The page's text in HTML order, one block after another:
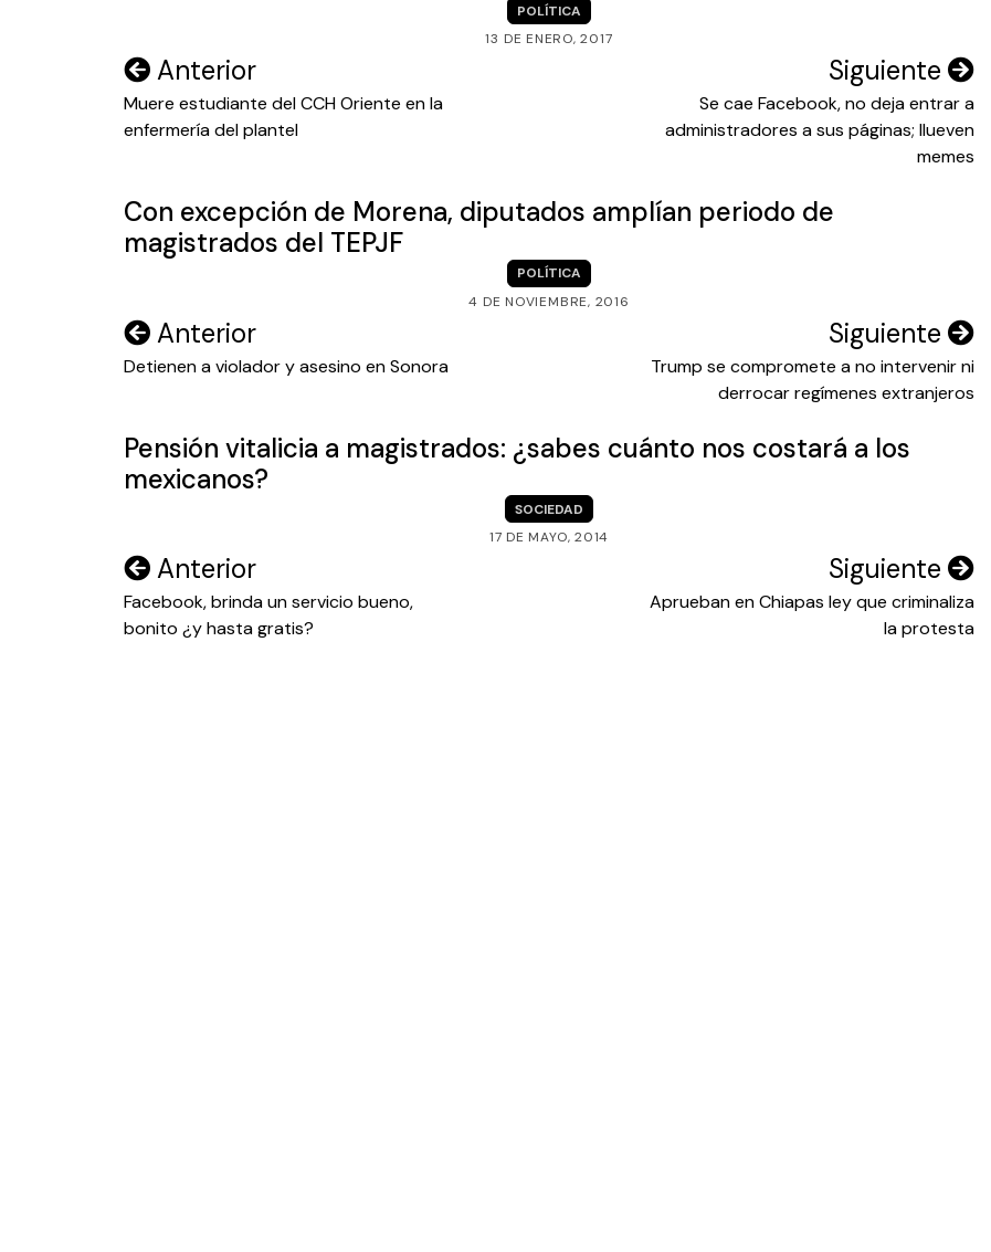
POLÍTICA
13 DE ENERO, 2017
Navegación
de
Anterior
Muere estudiante del CCH Oriente en la
enfermería del plantel
Siguiente
Se cae Facebook, no deja entrar a
administradores a sus páginas; llueven
memes
Con excepción de Morena, diputados amplían periodo de
magistrados del TEPJF
POLÍTICA
4 DE NOVIEMBRE, 2016
Navegación
de
Anterior
Detienen a violador y asesino en Sonora
Siguiente
Trump se compromete a no intervenir ni
derrocar regímenes extranjeros
Pensión vitalicia a magistrados: ¿sabes cuánto nos costará a los
mexicanos?
SOCIEDAD
17 DE MAYO, 2014
Navegación
de
entradas
Anterior
Facebook, brinda un servicio bueno,
bonito ¿y hasta gratis?
Siguiente
Aprueban en Chiapas ley que criminaliza
la protesta